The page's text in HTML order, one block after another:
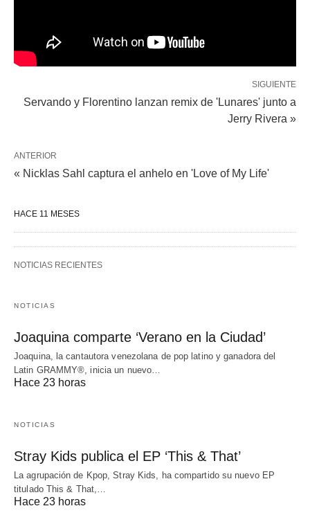
SIGUIENTE
Servando y Florentino lanzan remix de 'Lunares' junto a
Jerry Rivera »
ANTERIOR
« Nicklas Sahl captura el anhelo en 'Love of My Life'
HACE 11 MESES
NOTICIAS RECIENTES
NOTICIAS
Joaquina comparte ‘Verano en la Ciudad’
Joaquina, la cantautora venezolana de pop latino y ganadora del
Latin GRAMMY®, inicia un nuevo…
Hace 23 horas
NOTICIAS
Stray Kids publica el EP ‘This & That’
La agrupación de Kpop, Stray Kids, ha compartido su nuevo EP
titulado This & That,…
Hace 23 horas